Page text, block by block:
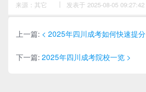
来源：其它
洪
师
发表于 2025-08-05 09:27:42
上一篇: < 2025年‌‌‌‌四川成考如何快速提分
下一篇:2025年‌‌‌‌四川成考院校一览 >